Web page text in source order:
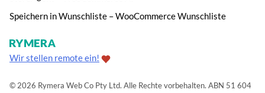
Speichern in Wunschliste – WooCommerce Wunschliste
Wir stellen remote ein!
© 2026 Rymera Web Co Pty Ltd. Alle Rechte vorbehalten. ABN 51 604